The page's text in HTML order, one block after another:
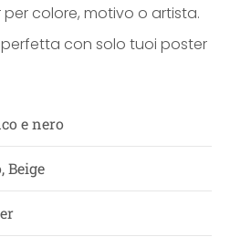
colore, motivo o artista.
con solo tuoi poster
e nero
Beige